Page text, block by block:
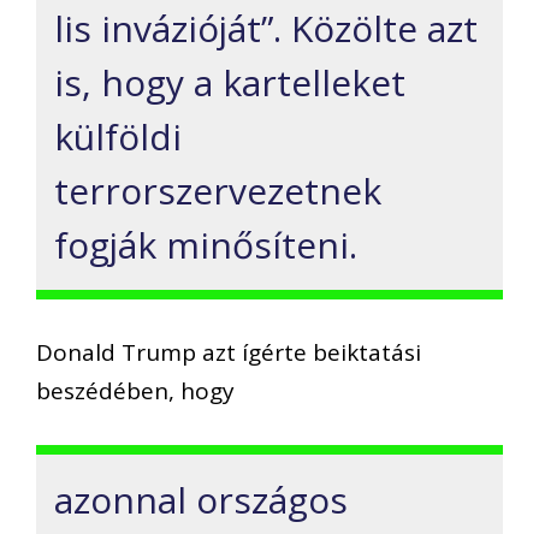
lis invázióját”. Közölte azt
is, hogy a kartelleket
külföldi
terrorszervezetnek
fogják minősíteni.
Donald Trump azt ígérte beiktatási
beszédében, hogy
azonnal országos